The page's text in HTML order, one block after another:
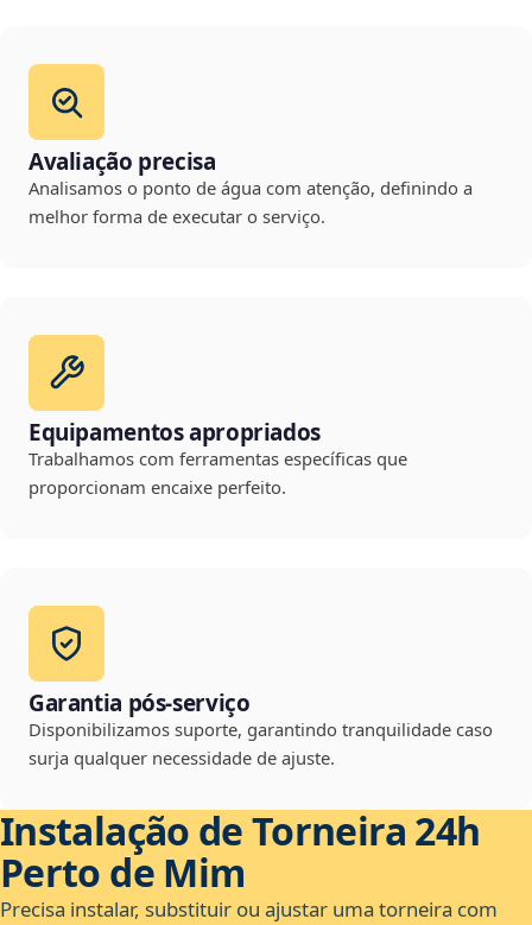
Avaliação precisa
Analisamos o ponto de água com atenção, definindo a
melhor forma de executar o serviço.
Equipamentos apropriados
Trabalhamos com ferramentas específicas que
proporcionam encaixe perfeito.
Garantia pós-serviço
Disponibilizamos suporte, garantindo tranquilidade caso
surja qualquer necessidade de ajuste.
Instalação de Torneira 24h
Perto de Mim
Precisa instalar, substituir ou ajustar uma torneira com